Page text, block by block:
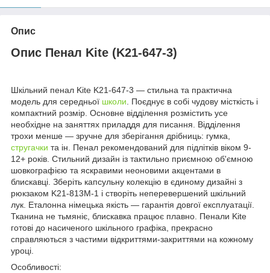
Опис
Опис Пенал Kite (K21-647-3)
Шкільний пенал Kite K21-647-3 — стильна та практична
модель для середньої школи. Поєднує в собі чудову місткість і
компактний розмір. Основне відділення розмістить усе
необхідне на заняттях приладдя для писання. Відділення
трохи менше — зручне для зберігання дрібниць: гумка,
стругачки та ін. Пенал рекомендований для підлітків віком 9-
12+ років. Стильний дизайн із тактильно приємною об'ємною
шовкографією та яскравими неоновими акцентами в
блискавці. Зберіть капсульну колекцію в єдиному дизайні з
рюкзаком K21-813M-1 і створіть неперевершений шкільний
лук. Еталонна німецька якість — гарантія довгої експлуатації.
Тканина не тьмяніє, блискавка працює плавно. Пенали Kite
готові до насиченого шкільного графіка, прекрасно
справляються з частими відкриттями-закриттями на кожному
уроці.
Особливості: